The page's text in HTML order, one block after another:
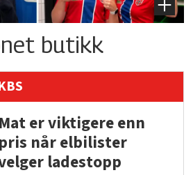
butikk
Mat er viktigere enn
pris når elbilister
ladestopp